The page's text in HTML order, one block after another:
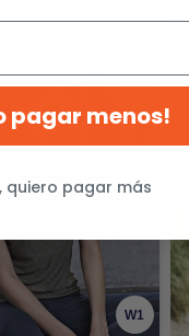
W1
pagar menos!
quiero pagar más